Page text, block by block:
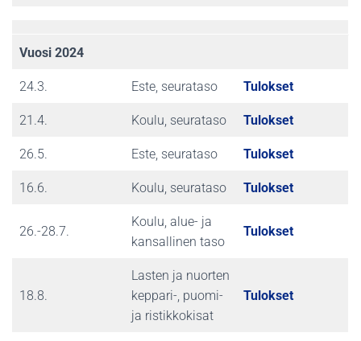
Vuosi 2024
24.3. Este, seurataso Tulokset
21.4. Koulu, seurataso Tulokset
26.5. Este, seurataso Tulokset
16.6. Koulu, seurataso Tulokset
26.-28.7.
Koulu, alue- ja
kansallinen taso
Tulokset
18.8.
Lasten ja nuorten
keppari-, puomi-
ja ristikkokisat
Tulokset